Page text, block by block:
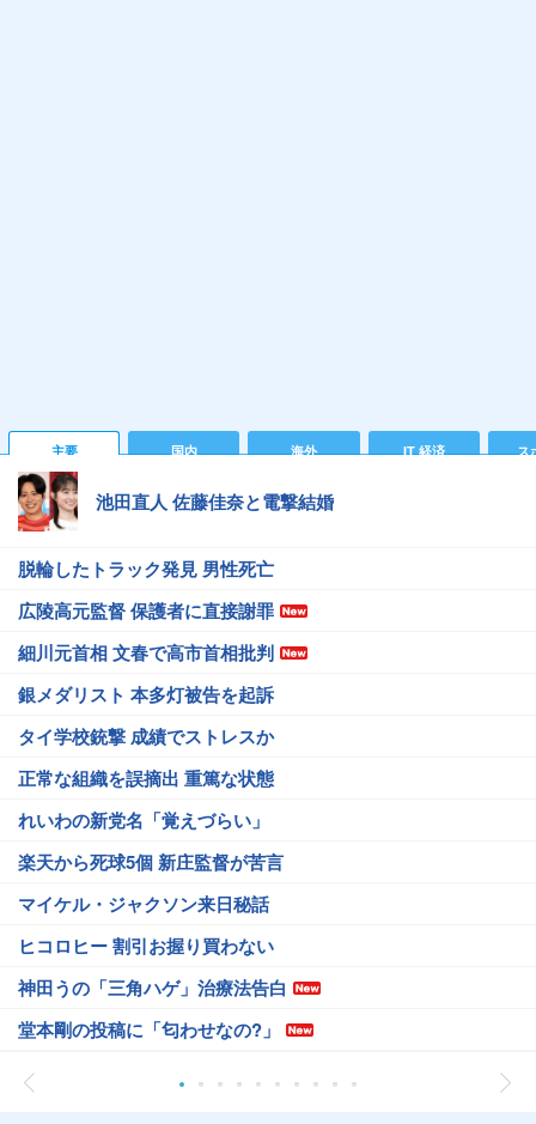
主要 国内 海外 IT 経済 ス
池田直人 佐藤佳奈と電撃結婚
脱輪したトラック発見 男性死亡
広陵高元監督 保護者に直接謝罪
細川元首相 文春で高市首相批判
銀メダリスト 本多灯被告を起訴
タイ学校銃撃 成績でストレスか
正常な組織を誤摘出 重篤な状態
れいわの新党名「覚えづらい」
楽天から死球5個 新庄監督が苦言
マイケル・ジャクソン来日秘話
ヒコロヒー 割引お握り買わない
神田うの「三角ハゲ」治療法告白
堂本剛の投稿に「匂わせなの?」